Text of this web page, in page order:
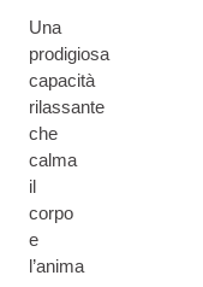
Una
prodigiosa
capacità
rilassante
che
calma
il
corpo
e
l’anima